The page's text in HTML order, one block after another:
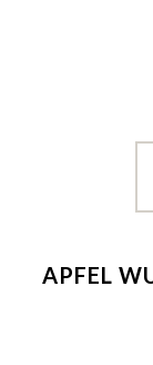
APFEL